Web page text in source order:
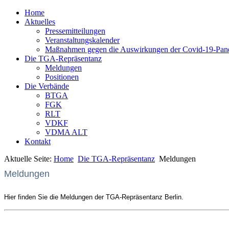
Home
Aktuelles
Pressemitteilungen
Veranstaltungskalender
Maßnahmen gegen die Auswirkungen der Covid-19-
Die TGA-Repräsentanz
Meldungen
Positionen
Die Verbände
BTGA
FGK
RLT
VDKF
VDMA ALT
Kontakt
Aktuelle Seite: Home Die TGA-Repräsentanz Meldungen
Meldungen
Hier finden Sie die Meldungen der TGA-Repräsentanz Berlin.